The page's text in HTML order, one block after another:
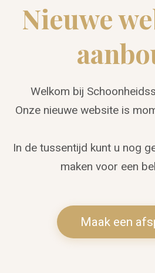
Nieuwe
Welkom bij
Onze nieuwe website is
In de tussentijd kunt u nog
maken voor een
Maak een